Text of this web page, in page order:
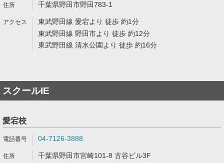
千葉県野田市野田783-1
東武野田線 愛宕より 徒歩 約1分
東武野田線 野田市より 徒歩 約12分
東武野田線 清水公園より 徒歩 約16分
スクールIE
愛宕校
04-7126-3888
千葉県野田市宮崎101-8 古谷ビル3F